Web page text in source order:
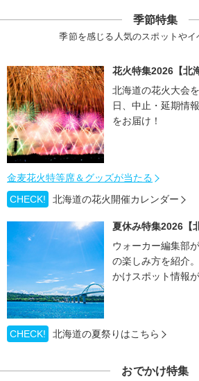
季節特集
季節を感じる人気のスポットやイ
花火特集2026【北
北海道の花火大会
日、中止・延期情
をお届け！
金麦花火特等席＆グッズが当たる
CHECK!
北海道の花火開催カレンダー
夏休み特集2026【
ウォーカー編集部
の楽しみ方を紹介
かけスポット情報
CHECK! 北海道の夏祭りはこちら
おでかけ特集